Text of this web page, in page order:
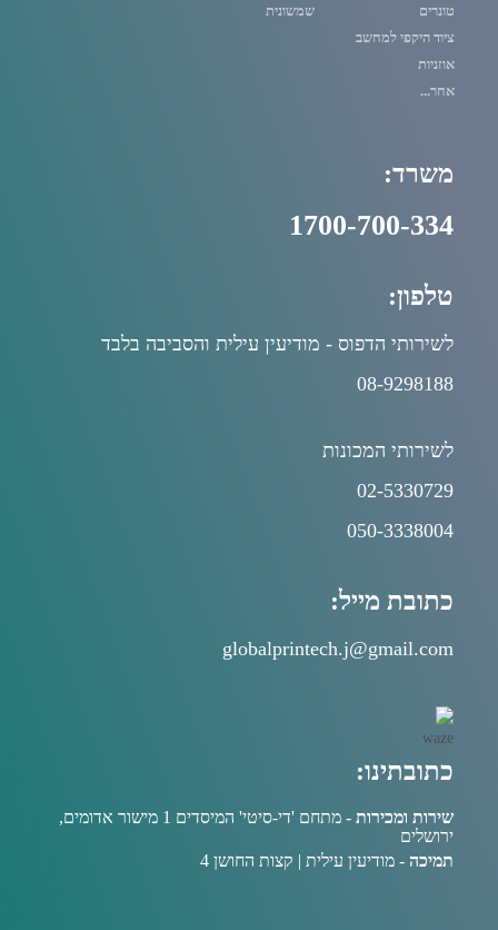
טונרים
ציוד היקפי למחשב
אוזניות
אחר...
שמשונית
משרד:
1700-700-334
טלפון:
לשירותי הדפוס - מודיעין עילית והסביבה בלבד
08-9298188
לשירותי המכונות
02-5330729
050-3338004
כתובת מייל:
globalprintech.j@gmail.com
כתובתינו:
שירות ומכירות
- מתחם 'די-סיטי' המיסדים 1 מישור אדומים,
ירושלים
תמיכה - מודיעין עילית | קצות החושן 4